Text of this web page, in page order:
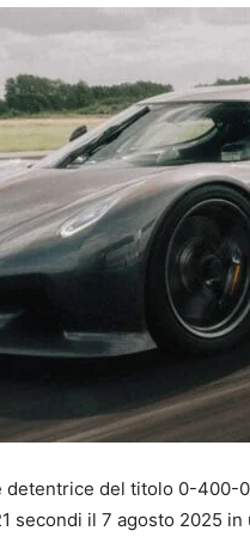
detentrice del titolo 0-400-
secondi il 7 agosto 2025